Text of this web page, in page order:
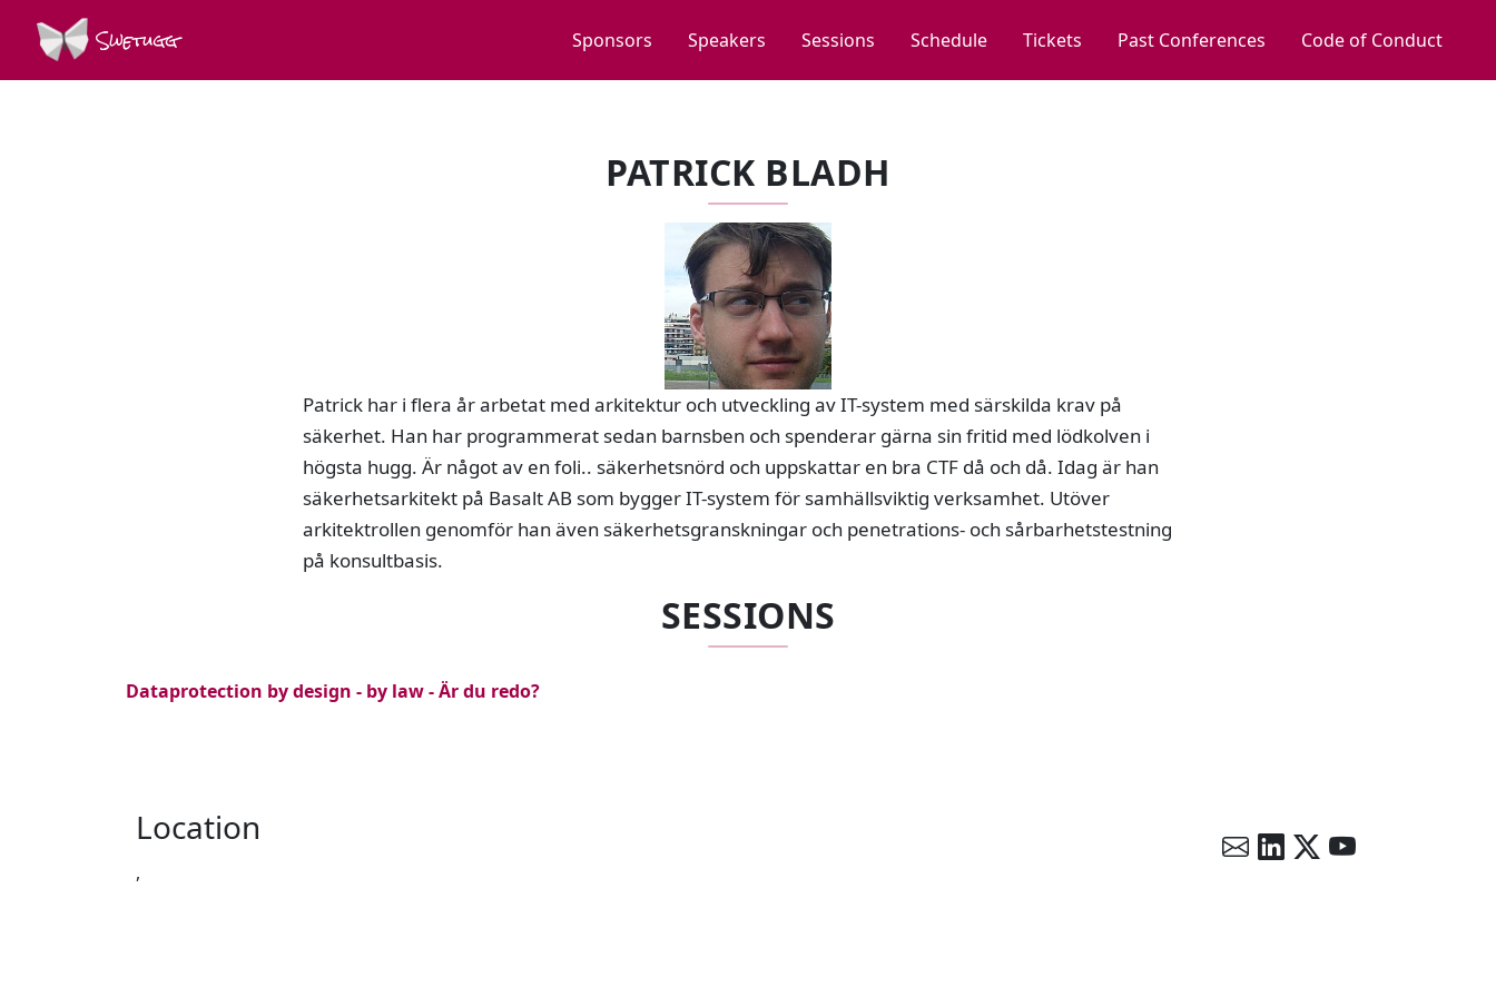
Swetugg Sponsors Speakers Sessions Schedule Tickets Past Conferences Code of Conduct
PATRICK BLADH
Patrick har i flera år arbetat med arkitektur och utveckling av IT-system med särskilda krav på
säkerhet. Han har programmerat sedan barnsben och spenderar gärna sin fritid med lödkolven i
högsta hugg. Är något av en foli.. säkerhetsnörd och uppskattar en bra CTF då och då. Idag är han
säkerhetsarkitekt på Basalt AB som bygger IT-system för samhällsviktig verksamhet. Utöver
arkitektrollen genomför han även säkerhetsgranskningar och penetrations- och sårbarhetstestning
på konsultbasis.
SESSIONS
Dataprotection by design - by law - Är du redo?
Location
,